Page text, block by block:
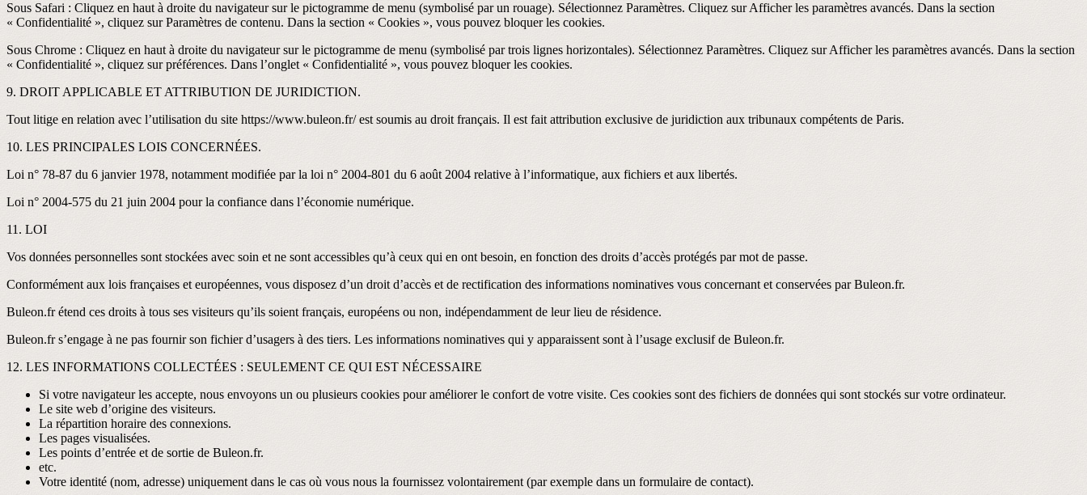
Sous Safari : Cliquez en haut à droite du navigateur sur le pictogramme de menu (symbolisé par un rouage). Sélectionnez Paramètres. Cliquez sur Afficher les paramètres avancés. Dans la section
« Confidentialité », cliquez sur Paramètres de contenu. Dans la section « Cookies », vous pouvez bloquer les cookies.
Sous Chrome : Cliquez en haut à droite du navigateur sur le pictogramme de menu (symbolisé par trois lignes horizontales). Sélectionnez Paramètres. Cliquez sur Afficher les paramètres avancés. Dans la section
« Confidentialité », cliquez sur préférences. Dans l’onglet « Confidentialité », vous pouvez bloquer les cookies.
9. DROIT APPLICABLE ET ATTRIBUTION DE JURIDICTION.
Tout litige en relation avec l’utilisation du site https://www.buleon.fr/ est soumis au droit français. Il est fait attribution exclusive de juridiction aux tribunaux compétents de Paris.
10. LES PRINCIPALES LOIS CONCERNÉES.
Loi n° 78-87 du 6 janvier 1978, notamment modifiée par la loi n° 2004-801 du 6 août 2004 relative à l’informatique, aux fichiers et aux libertés.
Loi n° 2004-575 du 21 juin 2004 pour la confiance dans l’économie numérique.
11. LOI
Vos données personnelles sont stockées avec soin et ne sont accessibles qu’à ceux qui en ont besoin, en fonction des droits d’accès protégés par mot de passe.
Conformément aux lois françaises et européennes, vous disposez d’un droit d’accès et de rectification des informations nominatives vous concernant et conservées par Buleon.fr.
Buleon.fr étend ces droits à tous ses visiteurs qu’ils soient français, européens ou non, indépendamment de leur lieu de résidence.
Buleon.fr s’engage à ne pas fournir son fichier d’usagers à des tiers. Les informations nominatives qui y apparaissent sont à l’usage exclusif de Buleon.fr.
12. LES INFORMATIONS COLLECTÉES : SEULEMENT CE QUI EST NÉCESSAIRE
Si votre navigateur les accepte, nous envoyons un ou plusieurs cookies pour améliorer le confort de votre visite. Ces cookies sont des fichiers de données qui sont stockés sur votre ordinateur.
Le site web d’origine des visiteurs.
La répartition horaire des connexions.
Les pages visualisées.
Les points d’entrée et de sortie de Buleon.fr.
etc.
Votre identité (nom, adresse) uniquement dans le cas où vous nous la fournissez volontairement (par exemple dans un formulaire de contact).